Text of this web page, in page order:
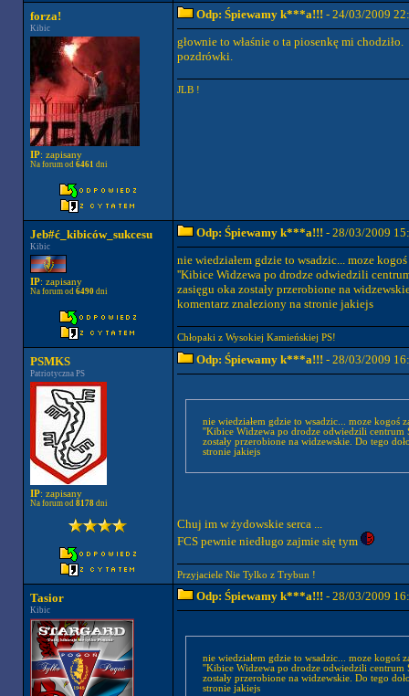
forza!
Kibic
IP: zapisany
Na forum od 6461 dni
Odp: Śpiewamy k***a!!! - 24/03/2009
głownie to właśnie o ta piosenkę mi chodziło.
pozdrówki.
JLB !
Jeb#ć_kibiców_sukcesu
Kibic
IP: zapisany
Na forum od 6490dni
Odp: Śpiewamy k***a!!! - 28/03/2009
nie wiedziałem gdzie to wsadzic... moze
''Kibice Widzewa po drodze odwiedzili
zasięgu oka zostały przerobione na
komentarz znaleziony na stronie jakiejs
Chłopaki z Wysokiej Kamieńskiej PS!
PSMKS
Patriotyczna PS
IP: zapisany
Na forum od 8178dni
Odp: Śpiewamy k***a!!! - 28/03/2009
nie wiedziałem gdzie to wsadzic... moze kogoś
''Kibice Widzewa po drodze odwiedzili centrum
zostały przerobione na widzewskie. Do tego
stronie jakiejs
Chuj im w żydowskie serca ...
FCS pewnie niedługo zajmie się tym
Przyjaciele Nie Tylko z Trybun !
Tasior
Kibic
Odp: Śpiewamy k***a!!! - 28/03/2009
nie wiedziałem gdzie to wsadzic... moze kogoś
''Kibice Widzewa po drodze odwiedzili centrum
zostały przerobione na widzewskie. Do tego
stronie jakiejs